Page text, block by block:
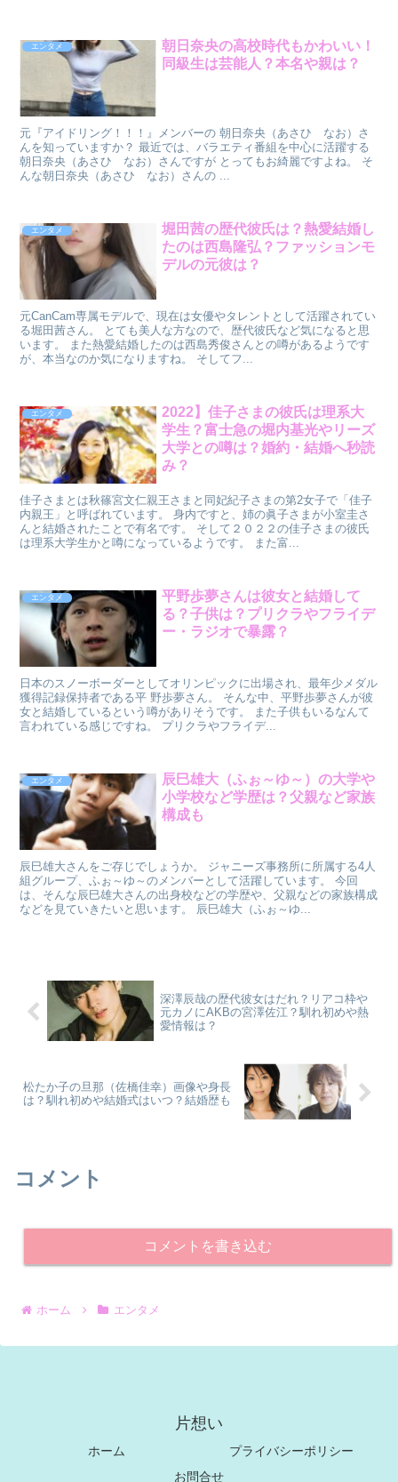
エンタメ
朝日奈央の高校時代もかわいい！
同級生は芸能人？本名や親は？
元『アイドリング！！！』メンバーの 朝日奈央（あさひ なお）さ
んを知っていますか？ 最近では、バラエティ番組を中心に活躍する
朝日奈央（あさひ なお）さんですが とってもお綺麗ですよね。 そ
んな朝日奈央（あさひ なお）さんの ...
エンタメ
堀田茜の歴代彼氏は？熱愛結婚し
たのは西島隆弘？ファッションモ
デルの元彼は？
元CanCam専属モデルで、現在は女優やタレントとして活躍されてい
る堀田茜さん。 とても美人な方なので、歴代彼氏など気になると思
います。 また熱愛結婚したのは西島秀俊さんとの噂があるようです
が、本当なのか気になりますね。 そしてフ...
エンタメ
2022】佳子さまの彼氏は理系大
学生？富士急の堀内基光やリーズ
大学との噂は？婚約・結婚へ秒読
み？
佳子さまとは秋篠宮文仁親王さまと同妃紀子さまの第2女子で「佳子
内親王」と呼ばれています。 身内ですと、姉の眞子さまが小室圭さ
んと結婚されたことで有名です。 そして２０２２の佳子さまの彼氏
は理系大学生かと噂になっているようです。 また富...
エンタメ
平野歩夢さんは彼女と結婚して
る？子供は？プリクラやフライデ
ー・ラジオで暴露？
日本のスノーボーダーとしてオリンピックに出場され、最年少メダル
獲得記録保持者である平 野歩夢さん。 そんな中、平野歩夢さんが彼
女と結婚しているという噂がありそうです。 また子供もいるなんて
言われている感じですね。 プリクラやフライデ...
エンタメ
辰巳雄大（ふぉ～ゆ～）の大学や
小学校など学歴は？父親など家族
構成も
辰巳雄大さんをご存じでしょうか。 ジャニーズ事務所に所属する4人
組グループ、ふぉ～ゆ～のメンバーとして活躍しています。 今回
は、そんな辰巳雄大さんの出身校などの学歴や、父親などの家族構成
などを見ていきたいと思います。 辰巳雄大（ふぉ～ゆ...
深澤辰哉の歴代彼女はだれ？リアコ枠や
元カノにAKBの宮澤佐江？馴れ初めや熱
愛情報は？
松たか子の旦那（佐橋佳幸）画像や身長
は？馴れ初めや結婚式はいつ？結婚歴も
コメント
コメントを書き込む
ホーム エンタメ
片想い
ホーム
プライバシーポリシー
お問合せ